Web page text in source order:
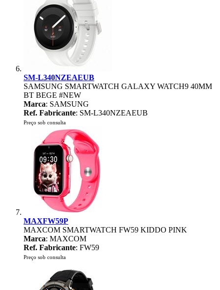
SM-L340NZEAEUB
SAMSUNG SMARTWATCH GALAXY WATCH9 40MM
BT BEGE #NEW
Marca: SAMSUNG
Ref. Fabricante: SM-L340NZEAEUB
Preço sob consulta
MAXFW59P
MAXCOM SMARTWATCH FW59 KIDDO PINK
Marca: MAXCOM
Ref. Fabricante: FW59
Preço sob consulta